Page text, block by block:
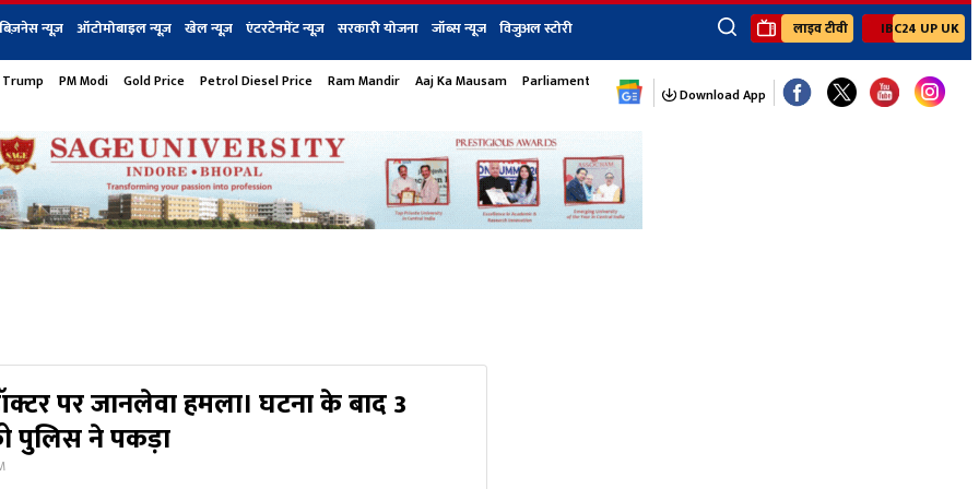
बिज़नेस न्यूज़ ऑटोमोबाइल न्यूज़ खेल न्यूज़ एंटरटेनमेंट न्यूज़ सरकारी योजना जॉब्स न्यूज विजुअल स्टोरी
×
बिज़नेस टेक न्यूज धर्म ऑटोमोबाइल एंटरटेनमेंट खेल जॉब्स न्यूज Youtube Channels
लाइव टीवी IBC24 UP UK
PM Modi Gold Price Petrol Diesel Price Ram Mandir Aaj Ka Mausam Parliament Monsoon Session
Download App
पर जानलेवा हमला। घटना के बाद 3
पुलिस ने पकड़ा